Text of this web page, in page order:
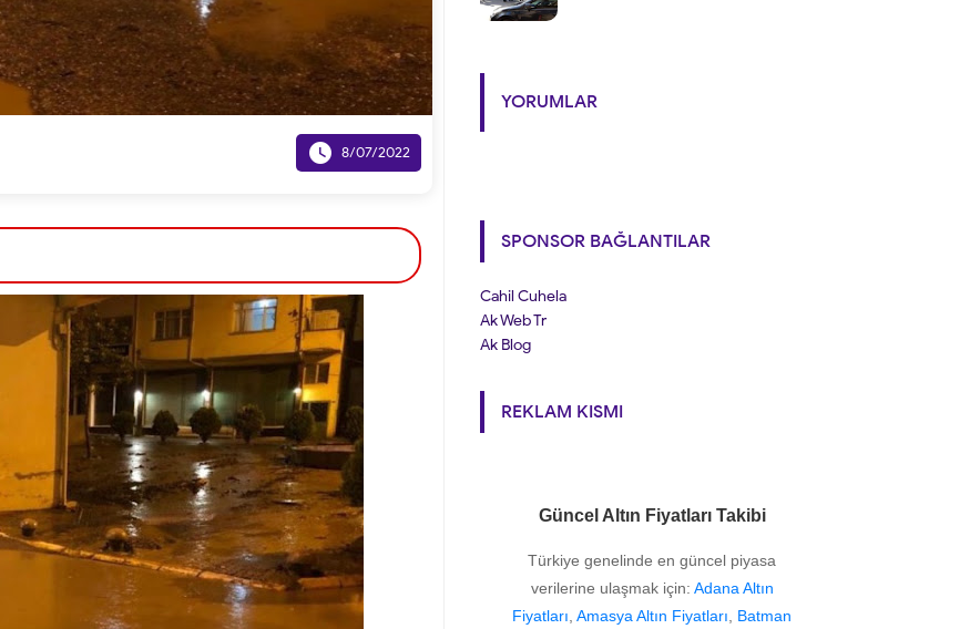
 8/07/2022
YORUMLAR
SPONSOR BAĞLANTILAR
Cahil Cuhela
Ak Web Tr
Ak Blog
REKLAM KISMI
Güncel Altın Fiyatları Takibi
Türkiye genelinde en güncel piyasa
verilerine ulaşmak için: Adana Altın
Fiyatları, Amasya Altın Fiyatları, Batman